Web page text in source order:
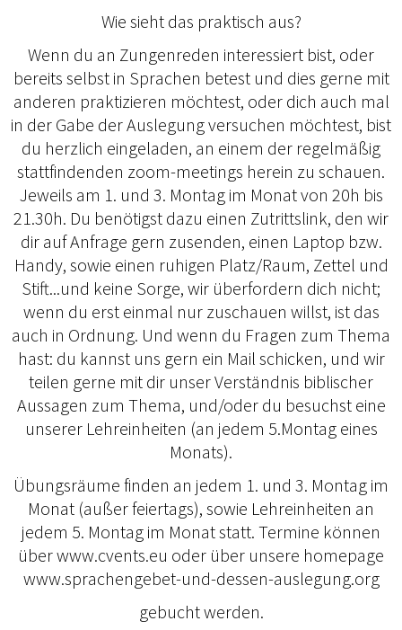
Wie sieht das praktisch aus?
Wenn du an Zungenreden interessiert bist, oder
bereits selbst in Sprachen betest und dies gerne mit
anderen praktizieren möchtest, oder dich auch mal
in der Gabe der Auslegung versuchen möchtest, bist
du herzlich eingeladen, an einem der regelmäßig
stattfindenden zoom-meetings herein zu schauen.
Jeweils am 1. und 3. Montag im Monat von 20h bis
21.30h. Du benötigst dazu einen Zutrittslink, den wir
dir auf Anfrage gern zusenden, einen Laptop bzw.
Handy, sowie einen ruhigen Platz/Raum, Zettel und
Stift...und keine Sorge, wir überfordern dich nicht;
wenn du erst einmal nur zuschauen willst, ist das
auch in Ordnung. Und wenn du Fragen zum Thema
hast: du kannst uns gern ein Mail schicken, und wir
teilen gerne mit dir unser Verständnis biblischer
Aussagen zum Thema, und/oder du besuchst eine
unserer Lehreinheiten (an jedem 5.Montag eines
Monats).
Übungsräume finden an jedem 1. und 3. Montag im
Monat (außer feiertags), sowie Lehreinheiten an
jedem 5. Montag im Monat statt. Termine können
über www.cvents.eu oder über unsere homepage
www.sprachengebet-und-dessen-auslegung.org
gebucht werden.